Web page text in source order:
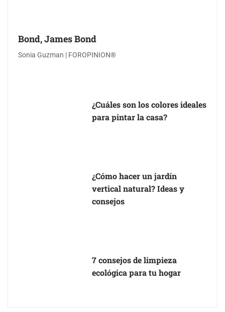
Bond, James Bond
Sonia Guzman | FOROPINION®
¿Cuáles son los colores ideales
para pintar la casa?
¿Cómo hacer un jardín
vertical natural? Ideas y
consejos
7 consejos de limpieza
ecológica para tu hogar